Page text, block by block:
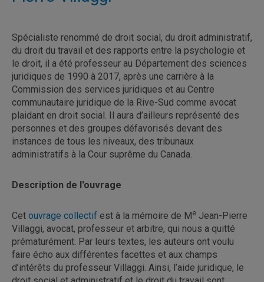
Spécialiste renommé de droit social, du droit administratif,
du droit du travail et des rapports entre la psychologie et
le droit, il a été professeur au Département des sciences
juridiques de 1990 à 2017, après une carrière à la
Commission des services juridiques et au Centre
communautaire juridique de la Rive-Sud comme avocat
plaidant en droit social. Il aura d’ailleurs représenté des
personnes et des groupes défavorisés devant des
instances de tous les niveaux, des tribunaux
administratifs à la Cour suprême du Canada.
Description de l'ouvrage
Cet ouvrage collectif est à la mémoire de Me Jean-Pierre
Villaggi, avocat, professeur et arbitre, qui nous a quitté
prématurément. Par leurs textes, les auteurs ont voulu
faire écho aux différentes facettes et aux champs
d’intérêts du professeur Villaggi. Ainsi, l’aide juridique, le